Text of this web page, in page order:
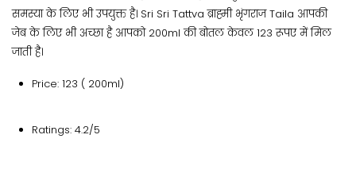
समस्या के लिए भी उपयुक्त है। Sri Sri Tattva ब्राह्मी भृंगराज Taila आपकी
जेब के लिए भी अच्छा है आपको 200ml की बोतल केवल 123 रूपए में मिल
जाती है।
Price: 123 ( 200ml)
Ratings: 4.2/5